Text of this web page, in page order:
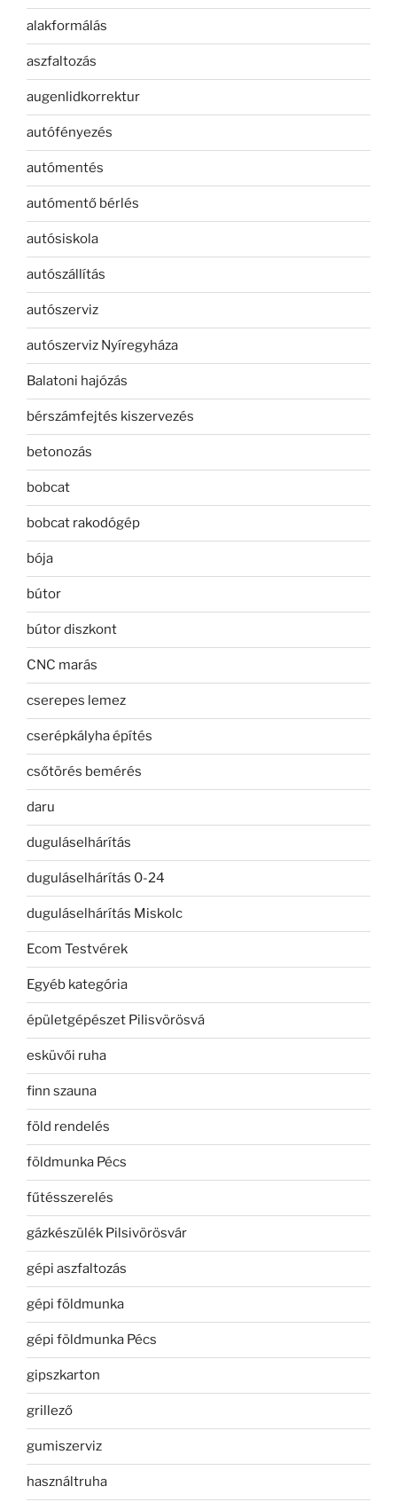
alakformálás
aszfaltozás
augenlidkorrektur
autófényezés
autómentés
autómentő bérlés
autósiskola
autószállítás
autószerviz
autószerviz Nyíregyháza
Balatoni hajózás
bérszámfejtés kiszervezés
betonozás
bobcat
bobcat rakodógép
bója
bútor
bútor diszkont
CNC marás
cserepes lemez
cserépkályha építés
csőtörés bemérés
daru
duguláselhárítás
duguláselhárítás 0-24
duguláselhárítás Miskolc
Ecom Testvérek
Egyéb kategória
épületgépészet Pilisvörösvá
esküvői ruha
finn szauna
föld rendelés
földmunka Pécs
fűtésszerelés
gázkészülék Pilsivörösvár
gépi aszfaltozás
gépi földmunka
gépi földmunka Pécs
gipszkarton
grillező
gumiszerviz
használtruha